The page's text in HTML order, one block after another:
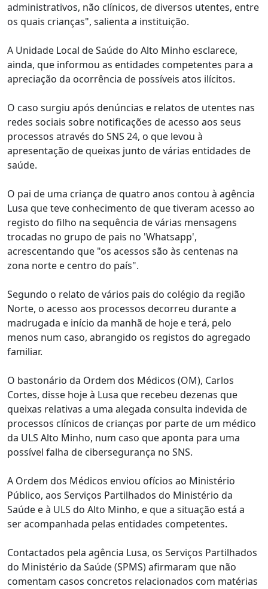
administrativos, não clínicos, de diversos utentes, entre
os quais crianças", salienta a instituição.
A Unidade Local de Saúde do Alto Minho esclarece,
ainda, que informou as entidades competentes para a
apreciação da ocorrência de possíveis atos ilícitos.
O caso surgiu após denúncias e relatos de utentes nas
redes sociais sobre notificações de acesso aos seus
processos através do SNS 24, o que levou à
apresentação de queixas junto de várias entidades de
saúde.
O pai de uma criança de quatro anos contou à agência
Lusa que teve conhecimento de que tiveram acesso ao
registo do filho na sequência de várias mensagens
trocadas no grupo de pais no 'Whatsapp',
acrescentando que "os acessos são às centenas na
zona norte e centro do país".
Segundo o relato de vários pais do colégio da região
Norte, o acesso aos processos decorreu durante a
madrugada e início da manhã de hoje e terá, pelo
menos num caso, abrangido os registos do agregado
familiar.
O bastonário da Ordem dos Médicos (OM), Carlos
Cortes, disse hoje à Lusa que recebeu dezenas que
queixas relativas a uma alegada consulta indevida de
processos clínicos de crianças por parte de um médico
da ULS Alto Minho, num caso que aponta para uma
possível falha de cibersegurança no SNS.
A Ordem dos Médicos enviou ofícios ao Ministério
Público, aos Serviços Partilhados do Ministério da
Saúde e à ULS do Alto Minho, e que a situação está a
ser acompanhada pelas entidades competentes.
Contactados pela agência Lusa, os Serviços Partilhados
do Ministério da Saúde (SPMS) afirmaram que não
comentam casos concretos relacionados com matérias